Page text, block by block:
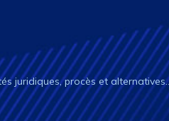
juridiques, procès et